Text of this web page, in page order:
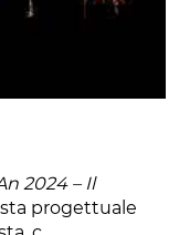
2024 – Il
progettuale